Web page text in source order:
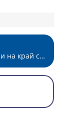
ELWAI - Забери меня, увези на край света